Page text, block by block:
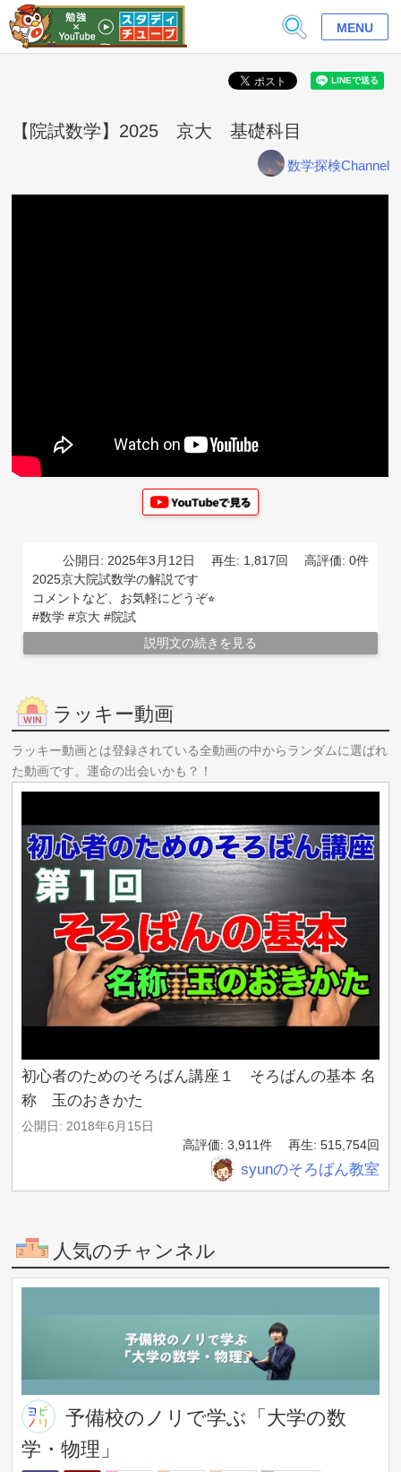
MENU
【院試数学】2025 京大 基礎科目
数学探検Channel
高評価: 0件
再生: 1,817回
公開日: 2025年3月12日
2025京大院試数学の解説です
コメントなど、お気軽にどうぞ⭐︎
#数学 #京大 #院試
説明文の続きを見る
ラッキー動画
ラッキー動画とは登録されている全動画の中からランダムに選ばれ
た動画です。運命の出会いかも？！
初心者のためのそろばん講座１ そろばんの基本 名
称 玉のおきかた
公開日: 2018年6月15日
再生: 515,754回
高評価: 3,911件
syunのそろばん教室
人気のチャンネル
予備校のノリで学ぶ「大学の数
学・物理」